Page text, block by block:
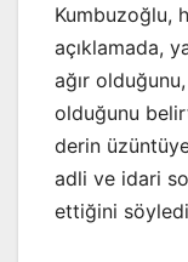
Kumbuzoğlu,
açıklamada,
ağır
olduğunu
derin
adli ve idari
ettiğini